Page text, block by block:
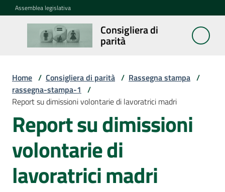
Vai al contenuto
Vai alla navigazione
Vai al footer
Assemblea legislativa
Consigliera di
parità
Consigliera
di parità
Cosa
fa
Notizie
La
rete
Home / Consigliera di parità / Rassegna stampa /
rassegna-stampa-1 /
Report su dimissioni volontarie di lavoratrici madri
Report su dimissioni
volontarie di
lavoratrici madri